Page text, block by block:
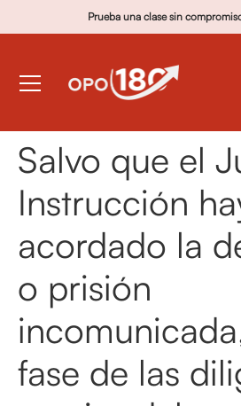
Prueba una clase sin
Salvo que el
Instrucción
acordado la
o prisión
fase de las